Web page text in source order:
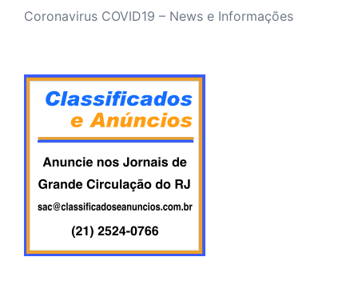
Coronavirus COVID19 – News e Informações